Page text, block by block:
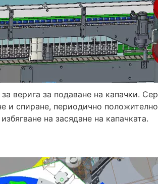
верига за подаване на капачки.
и спиране, периодично
на засядане на капачката.